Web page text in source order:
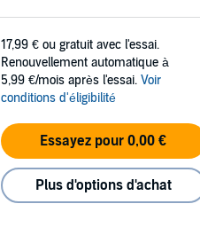
17,99 € ou gratuit avec l'essai.
Renouvellement automatique à
5,99 €/mois après l'essai. Voir
conditions d'éligibilité
Essayez pour 0,00 €
Plus d'options d'achat